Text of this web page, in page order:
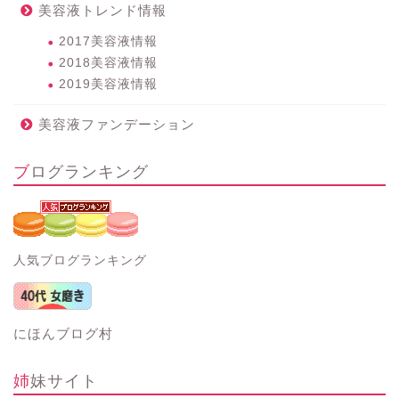
美容液トレンド情報
2017美容液情報
2018美容液情報
2019美容液情報
美容液ファンデーション
ブログランキング
人気ブログランキング
にほんブログ村
姉妹サイト